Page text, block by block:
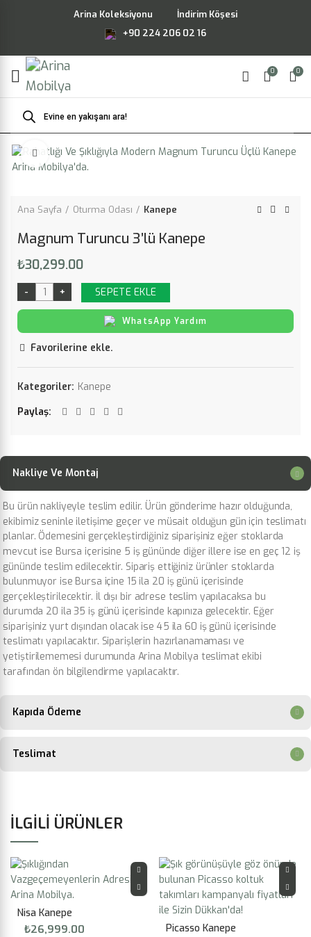
Arina Koleksiyonu
İndirim Köşesi
+90 224 206 02 16
0 0
Products
search
Büyütmek için tıklayın
Ana Sayfa Oturma Odası Kanepe
Magnum Turuncu 3’lü Kanepe
₺30,299.00
SEPETE EKLE
WhatsApp Yardım
Favorilerine ekle.
Kategoriler: Kanepe
Paylaş
Nakliye Ve Montaj
Bu ürün nakliyeyle teslim edilir. Ürün gönderime hazır olduğunda,
ekibimiz seninle iletişime geçer ve müsait olduğun gün için teslimatı
planlar. Ödemesini gerçekleştirdiğiniz siparişiniz eğer stoklarda
mevcut ise Bursa içerisine 5 iş gününde diğer illere ise en geç 12 iş
gününde teslim edilecektir. Sipariş ettiğiniz ürünler stoklarda
bulunmuyor ise Bursa içine 15 ila 20 iş günü içerisinde
gerçekleştirilecektir. İl dışı bir adrese teslim yapılacaksa bu
durumda 20 ila 35 iş günü içerisinde kapınıza gelecektir. Eğer
siparişiniz yurt dışından olacak ise 45 ila 60 iş günü içerisinde
teslimatı yapılacaktır. Siparişlerin hazırlanamaması ve
yetiştirilememesi durumunda Arina Mobilya teslimat ekibi
tarafından ön bilgilendirme yapılacaktır.
Kapıda Ödeme
Teslimat
İLGILI ÜRÜNLER
Nisa Kanepe
₺26,999.00 Picasso Kanepe